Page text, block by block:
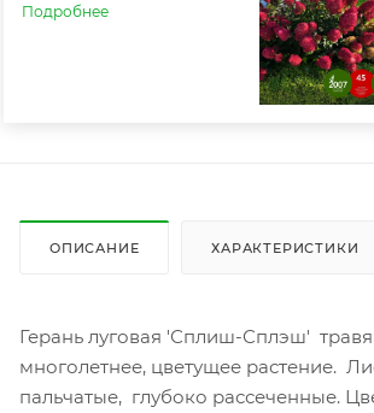
Подробнее
ОПИСАНИЕ ХАРАКТЕРИСТИКИ
Герань луговая 'Сплиш-Сплэш'
многолетнее, цветущее растение.
пальчатые, глубоко рассеченные.